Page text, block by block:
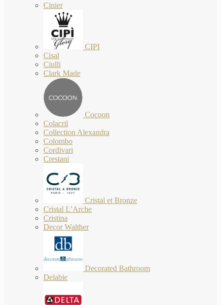
Cinier
CIPI
Cisal
Ciulli
Clark Made
Cocoon
Colacril
Collection Alexandra
Colombo
Cordivari
Crestani
Cristal et Bronze
Cristal L’Arche
Cristina
Decor Walther
Decorated Bathroom
Delabie